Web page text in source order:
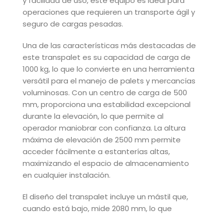
operaciones que requieren un transporte ágil y
seguro de cargas pesadas.
Una de las características más destacadas de
este transpalet es su capacidad de carga de
1000 kg, lo que lo convierte en una herramienta
versátil para el manejo de palets y mercancías
voluminosas. Con un centro de carga de 500
mm, proporciona una estabilidad excepcional
durante la elevación, lo que permite al
operador maniobrar con confianza. La altura
máxima de elevación de 2500 mm permite
acceder fácilmente a estanterías altas,
maximizando el espacio de almacenamiento
en cualquier instalación.
El diseño del transpalet incluye un mástil que,
cuando está bajo, mide 2080 mm, lo que